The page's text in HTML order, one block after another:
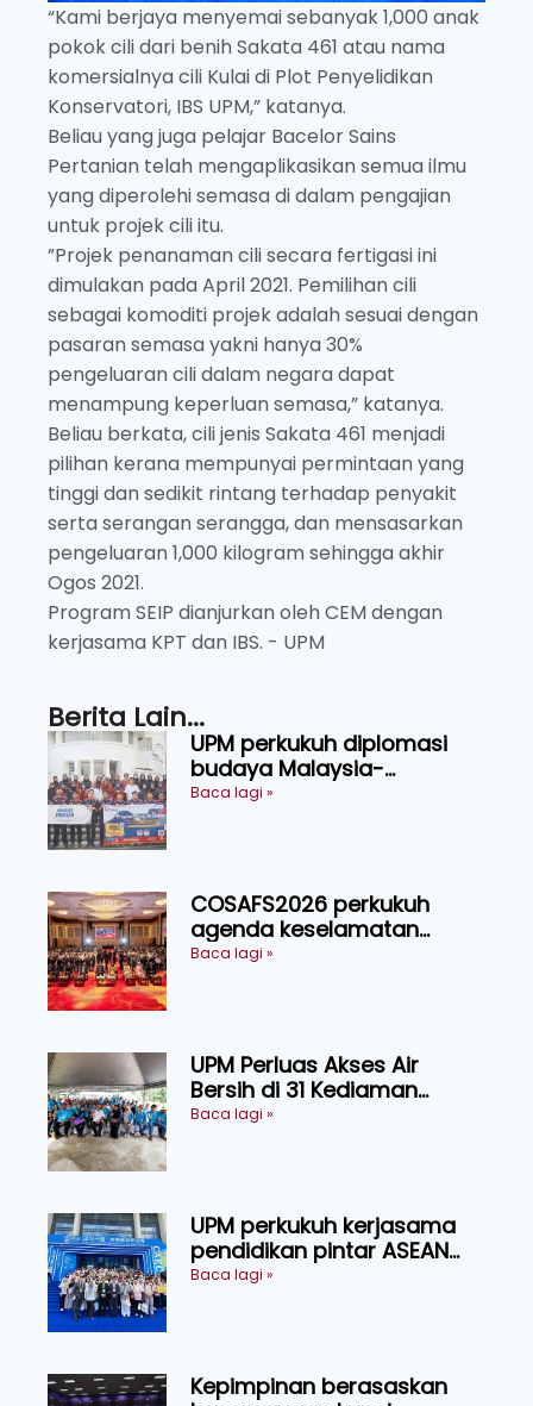
“Kami berjaya menyemai sebanyak 1,000 anak
pokok cili dari benih Sakata 461 atau nama
komersialnya cili Kulai di Plot Penyelidikan
Konservatori, IBS UPM,” katanya.
Beliau yang juga pelajar Bacelor Sains
Pertanian telah mengaplikasikan semua ilmu
yang diperolehi semasa di dalam pengajian
untuk projek cili itu.
”Projek penanaman cili secara fertigasi ini
dimulakan pada April 2021. Pemilihan cili
sebagai komoditi projek adalah sesuai dengan
pasaran semasa yakni hanya 30%
pengeluaran cili dalam negara dapat
menampung keperluan semasa,” katanya.
Beliau berkata, cili jenis Sakata 461 menjadi
pilihan kerana mempunyai permintaan yang
tinggi dan sedikit rintang terhadap penyakit
serta serangan serangga, dan mensasarkan
pengeluaran 1,000 kilogram sehingga akhir
Ogos 2021.
Program SEIP dianjurkan oleh CEM dengan
kerjasama KPT dan IBS. - UPM
Berita Lain...
UPM perkukuh diplomasi
budaya Malaysia-
Indonesia melalui Narasi
Baca lagi »
COSAFS2026 perkukuh
agenda keselamatan
makanan, AgriHub pacu
Baca lagi »
UPM Perluas Akses Air
Bersih di 31 Kediaman
Orang Asli Tasik Chini
Baca lagi »
UPM perkukuh kerjasama
pendidikan pintar ASEAN
menerusi lawatan rasmi ke
Baca lagi »
Kepimpinan berasaskan